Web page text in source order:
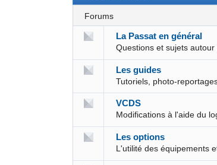
Forums
La Passat en général
Questions et sujets
Les guides
Tutoriels, photo-
VCDS
Modifications à l'aide du
Les options
L'utilité des équipements